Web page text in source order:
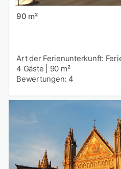
90 m²
Art der Ferienunterkunft:
4 Gäste
90 m²
Bewertungen: 4